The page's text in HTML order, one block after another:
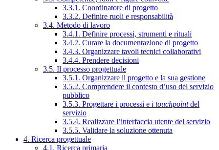
3.3.1. Coordinatore di progetto
3.3.2. Definire ruoli e responsabilità
3.4. Metodo di lavoro
3.4.1. Definire processi, strumenti e rituali
3.4.2. Curare la documentazione di progetto
3.4.3. Organizzare tavoli tecnici collaborativi
3.4.4. Prendere decisioni
3.5. Il processo progettuale
3.5.1. Organizzare il progetto e la sua gestione
3.5.2. Comprendere il contesto d’uso del servizio
pubblico
3.5.3. Progettare i processi e i touchpointdel
servizio
3.5.4. Realizzare l’interfaccia utente del servizio
3.5.5. Validare la soluzione ottenuta
4. Ricerca progettuale
4.1. Ricerca primaria